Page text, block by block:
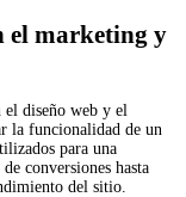
el marketing y
el diseño web y el
la funcionalidad de un
para una
conversiones hasta
del sitio.